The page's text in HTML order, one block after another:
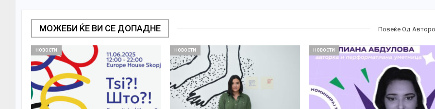
МОЖЕБИ ЌЕ ВИ СЕ ДОПАДНЕ Повеќе Од
НОВОСТИ НОВОСТИ НОВОСТИ